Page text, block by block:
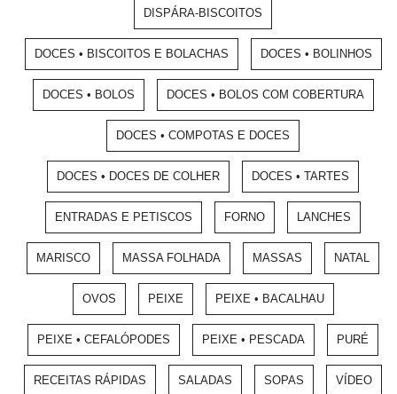
DISPÁRA-BISCOITOS
DOCES • BISCOITOS E BOLACHAS DOCES • BOLINHOS
DOCES • BOLOS DOCES • BOLOS COM COBERTURA
DOCES • COMPOTAS E DOCES
DOCES • DOCES DE COLHER DOCES • TARTES
ENTRADAS E PETISCOS FORNO LANCHES
MARISCO MASSA FOLHADA MASSAS NATAL
OVOS PEIXE PEIXE • BACALHAU
PEIXE • CEFALÓPODES PEIXE • PESCADA PURÉ
RECEITAS RÁPIDAS SALADAS SOPAS VÍDEO